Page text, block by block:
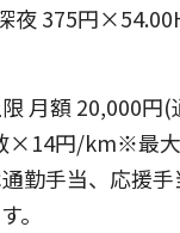
夜 375円
月額 20,000円(
×14円/km※最大
勤手当、応援
。